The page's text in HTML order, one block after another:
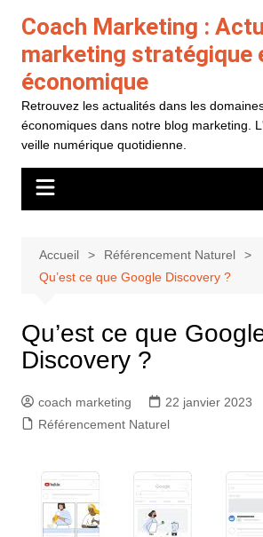
contenu
Coach Marketing :
marketing stratégique
économique
Retrouvez les actualités dans les
économiques dans notre blog marketing.
veille numérique quotidienne.
Accueil
Référencement Naturel
Qu’est ce que Google Discovery ?
Qu’est ce que
Discovery ?
coach marketing 22 janvier 2023
Référencement Naturel